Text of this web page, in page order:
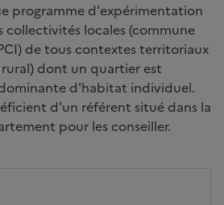
programme d'expérimentation
collectivités locales (commune
de tous contextes territoriaux
dont un quartier est
d'habitat individuel.
d'un référent situé dans la
pour les conseiller.